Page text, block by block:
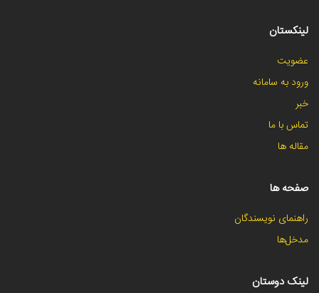
لینکستان
عضویت
ورود به سامانه
خبر
تماس با ما
مقاله ها
صفحه ها
راهنمای نویسندگان
مدخل‌ها
لینک دوستان